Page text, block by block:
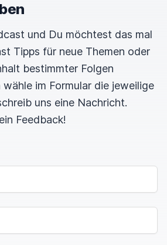
und Du möchtest das mal
Tipps für neue Themen oder
bestimmter Folgen
im Formular die jeweilige
uns eine Nachricht.
Feedback!